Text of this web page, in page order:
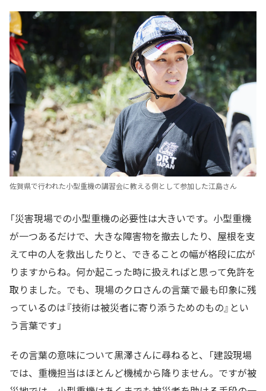
佐賀県で行われた小型重機の講習会に教える側として参加した江島さん
「災害現場での小型重機の必要性は大きいです。小型重機
が一つあるだけで、大きな障害物を撤去したり、屋根を支
えて中の人を救出したりと、できることの幅が格段に広が
りますからね。何か起こった時に扱えればと思って免許を
取りました。でも、現場のクロさんの言葉で最も印象に残
っているのは『技術は被災者に寄り添うためのもの』とい
う言葉です」
その言葉の意味について黒澤さんに尋ねると、「建設現場
では、重機担当はほとんど機械から降りません。ですが被